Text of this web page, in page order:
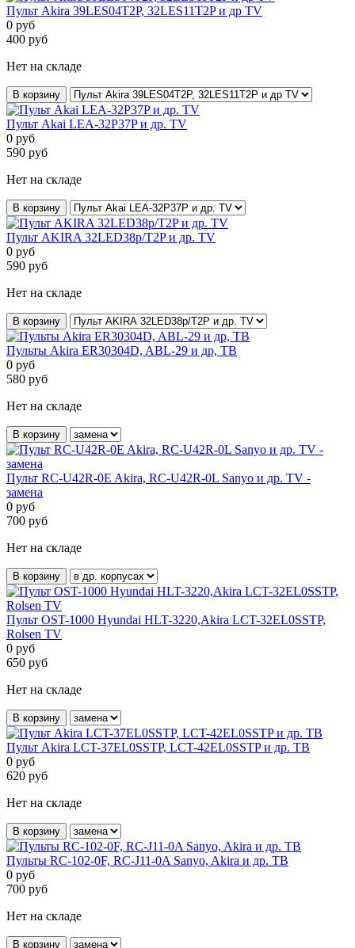
Пульт Akira 39LES04T2P, 32LES11T2P и др TV
0 руб
400 руб
Нет на складе
В корзину
Пульт Akai LEA-32P37P и др. TV
0 руб
590 руб
Нет на складе
В корзину
Пульт AKIRA 32LED38p/T2P и др. TV
0 руб
590 руб
Нет на складе
В корзину
Пульты Akira ER30304D, ABL-29 и др, ТВ
0 руб
580 руб
Нет на складе
В корзину
Пульт RC-U42R-0E Akira, RC-U42R-0L Sanyo и др. TV -
замена
0 руб
700 руб
Нет на складе
В корзину
Пульт OST-1000 Hyundai HLT-3220,Akira LCT-32EL0SSTP,
Rolsen TV
0 руб
650 руб
Нет на складе
В корзину
Пульт Akira LCT-37EL0SSTP, LCT-42EL0SSTP и др. ТВ
0 руб
620 руб
Нет на складе
В корзину
Пульты RC-102-0F, RC-J11-0A Sanyo, Akira и др. ТВ
0 руб
700 руб
Нет на складе
В корзину